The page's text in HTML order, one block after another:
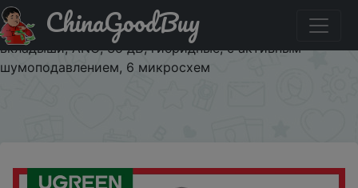
Придбати по знижці QHXS88 Беспроводные наушники
Ugreen HiTune X6, Bluetooth 5,1, TWS наушники-
вкладыши, ANC, 35 дБ, гибридные, с активным
шумоподавлением, 6 микросхем
ChinaGoodBuy